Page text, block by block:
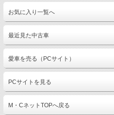
お気に入り一覧へ
最近見た中古車
愛車を売る（PCサイト）
PCサイトを見る
M・CネットTOPへ戻る